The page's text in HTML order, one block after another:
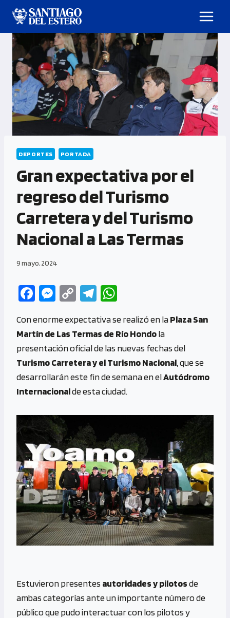
DEPORTES PORTADA
Gran expectativa por el
regreso del Turismo
Carretera y del Turismo
Nacional a Las Termas
9 mayo, 2024
Fa
b
o
o
k
M
se
n
g
er
C
py
Li
n
k
Te
gr
a
m
at
s
A
p
p
Con enorme expectativa se realizó en laPlaza San
Martín de Las Termas de Río Hondola
presentación oficial de las nuevas fechas del
Turismo Carretera y el Turismo Nacional , que se
desarrollarán este fin de semana en elAutódromo
Internacionalde esta ciudad.
Estuvieron presentes autoridades y pilotosde
ambas categorías ante un importante número de
público que pudo interactuar con los pilotos y